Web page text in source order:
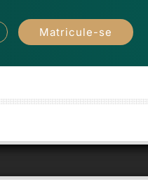
Matricule-se